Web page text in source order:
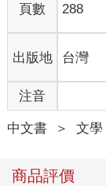
頁數 288
出版地 台灣
注音
中文書 ＞ 文學
商品評價